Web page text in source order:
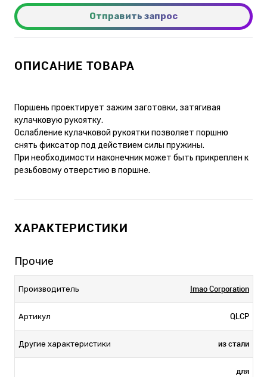
Отправить запрос
ОПИСАНИЕ ТОВАРА
Поршень проектирует зажим заготовки, затягивая
кулачковую рукоятку.
Ослабление кулачковой рукоятки позволяет поршню
снять фиксатор под действием силы пружины.
При необходимости наконечник может быть прикреплен к
резьбовому отверстию в поршне.
ХАРАКТЕРИСТИКИ
Прочие
Производитель Imao Corporation
Артикул QLCP
Другие характеристики из стали
для